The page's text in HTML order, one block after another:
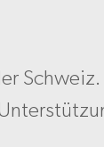
Schweiz.